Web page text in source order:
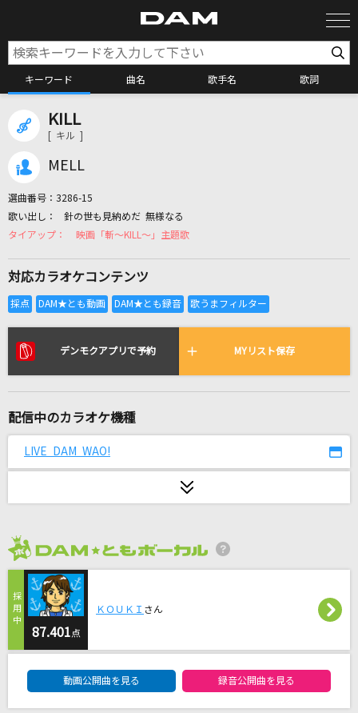
キーワード 曲名 歌手名 歌詞
カラオケリクエスト
リアルタイムで歌われている曲の一覧
猫の惑星
空色デイズ
中川翔子
[生音]友よ～RISING TOUR 2012 ver.～
Five
嵐(アラシ)
瀬戸の花嫁
小柳ルミ子(rumico)
Sparkling Daydream
ZAQ
KILL
[ キル ]
MELL
選曲番号： 3286-15
針の世も見納めだ 無様なる
映画「斬～KILL～」主題歌
対応カラオケコンテンツ
デンモクアプリで予約 MYリスト保存
配信中のカラオケ機種
LIVE DAM WAO!
87.401 点
ＫＯＵＫＩ さん
動画公開曲を見る 録音公開曲を見る